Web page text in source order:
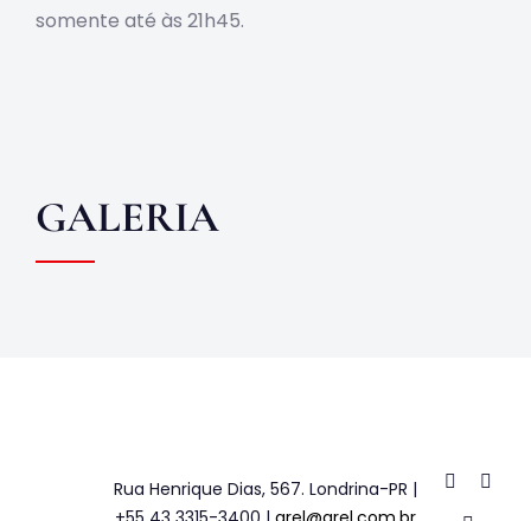
somente até às 21h45.
GALERIA
Rua Henrique Dias, 567. Londrina-PR |